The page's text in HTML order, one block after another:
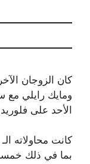
كان الزوجان
ومايك رايلي مع
الأحد على
بما في ذلك